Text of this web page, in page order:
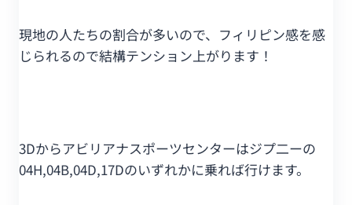
現地の人たちの割合が多いので、フィリピン感を感
じられるので結構テンション上がります！
3Dからアビリアナスポーツセンターはジプ二ーの
04H,04B,04D,17Dのいずれかに乗れば行けます。